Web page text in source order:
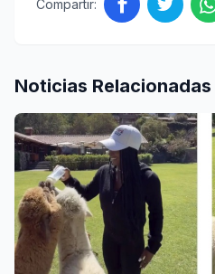
Compartir:
Noticias Relacionadas